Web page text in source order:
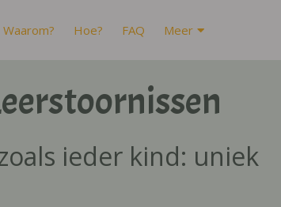
Waarom? Hoe? FAQ Meer
ieder kind: uniek